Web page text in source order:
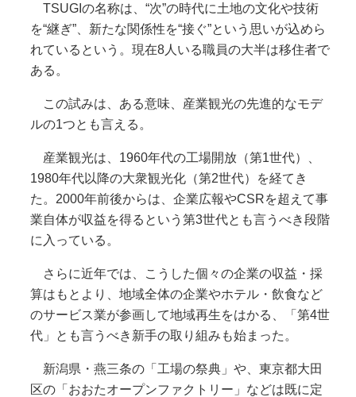
TSUGIの名称は、“次”の時代に土地の文化や技術
を“継ぎ”、新たな関係性を“接ぐ”という思いが込めら
れているという。現在8人いる職員の大半は移住者で
ある。
この試みは、ある意味、産業観光の先進的なモデ
ルの1つとも言える。
産業観光は、1960年代の工場開放（第1世代）、
1980年代以降の大衆観光化（第2世代）を経てき
た。2000年前後からは、企業広報やCSRを超えて事
業自体が収益を得るという第3世代とも言うべき段階
に入っている。
さらに近年では、こうした個々の企業の収益・採
算はもとより、地域全体の企業やホテル・飲食など
のサービス業が参画して地域再生をはかる、「第4世
代」とも言うべき新手の取り組みも始まった。
新潟県・燕三条の「工場の祭典」や、東京都大田
区の「おおたオープンファクトリー」などは既に定